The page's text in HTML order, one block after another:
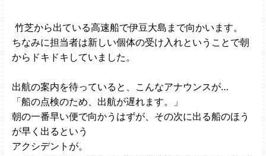
竹芝から出ている高速船で伊豆大島まで向かいます。
ちなみに担当者は新しい個体の受け入れということで朝
からドキドキしていました。
出航の案内を待っていると、こんなアナウンスが…
「船の点検のため、出航が遅れます。」
朝の一番早い便で向かうはずが、その次に出る船のほう
が早く出るという
アクシデントが。